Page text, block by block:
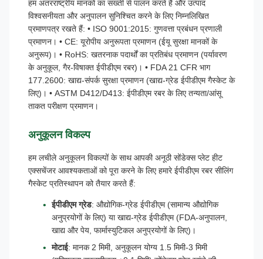
हम अंतरराष्ट्रीय मानकों का सख्ती से पालन करते हैं और उत्पाद
विश्वसनीयता और अनुपालन सुनिश्चित करने के लिए निम्नलिखित
प्रमाणपत्र रखते हैं: • ISO 9001:2015: गुणवत्ता प्रबंधन प्रणाली
प्रमाणन। • CE: यूरोपीय अनुरूपता प्रमाणन (ईयू सुरक्षा मानकों के
अनुरूप)। • RoHS: खतरनाक पदार्थों का प्रतिबंध प्रमाणन (पर्यावरण
के अनुकूल, गैर-विषाक्त ईपीडीएम रबर)। • FDA 21 CFR भाग
177.2600: खाद्य-संपर्क सुरक्षा प्रमाणन (खाद्य-ग्रेड ईपीडीएम गैस्केट के
लिए)। • ASTM D412/D413: ईपीडीएम रबर के लिए तन्यता/आंसू
ताकत परीक्षण प्रमाणन।
अनुकूलन विकल्प
हम लचीले अनुकूलन विकल्पों के साथ आपकी अनूठी सोंडेक्स प्लेट हीट
एक्सचेंजर आवश्यकताओं को पूरा करने के लिए हमारे ईपीडीएम रबर सीलिंग
गैस्केट प्रतिस्थापन को तैयार करते हैं:
ईपीडीएम ग्रेड: औद्योगिक-ग्रेड ईपीडीएम (सामान्य औद्योगिक
अनुप्रयोगों के लिए) या खाद्य-ग्रेड ईपीडीएम (FDA-अनुपालन,
खाद्य और पेय, फार्मास्युटिकल अनुप्रयोगों के लिए)।
मोटाई: मानक 2 मिमी, अनुकूलन योग्य 1.5 मिमी-3 मिमी